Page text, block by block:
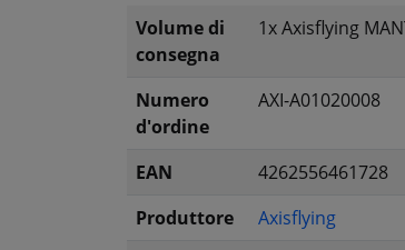
Volume di
consegna
1x Axisflying
Numero
d'ordine
AXI-A01020008
EAN
4262556461728
Produttore
Axisflying